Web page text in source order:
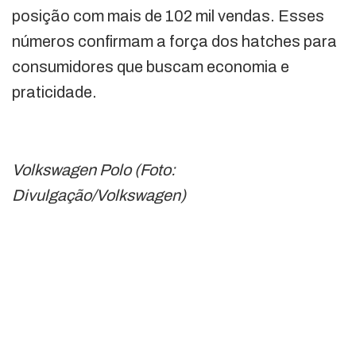
posição com mais de 102 mil vendas. Esses
números confirmam a força dos hatches para
consumidores que buscam economia e
praticidade.
Volkswagen Polo (Foto:
Divulgação/Volkswagen)